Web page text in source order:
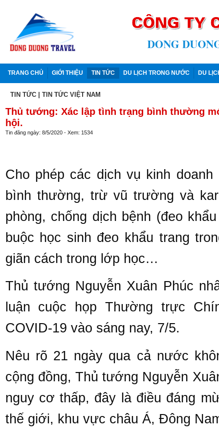
TRANG CHỦ GIỚI THIỆU TIN TỨC DU LỊCH TRONG NƯỚC DU
TIN TỨC| TIN TỨC VIỆT NAM
Thủ tướng: Xác lập tình trạng bình thường
hội.
Tin đăng ngày: 8/5/2020 - Xem: 1534
Cho phép các dịch vụ kinh
bình thường, trừ vũ trường và
phòng, chống dịch bệnh (đeo
buộc học sinh đeo khẩu trang
giãn cách trong lớp học…
Thủ tướng Nguyễn Xuân Phúc
luận cuộc họp Thường trực
COVID-19 vào sáng nay, 7/5.
Nêu rõ 21 ngày qua cả nước
cộng đồng, Thủ tướng Nguyễn
nguy cơ thấp, đây là điều đáng
thế giới, khu vực châu Á, Đông